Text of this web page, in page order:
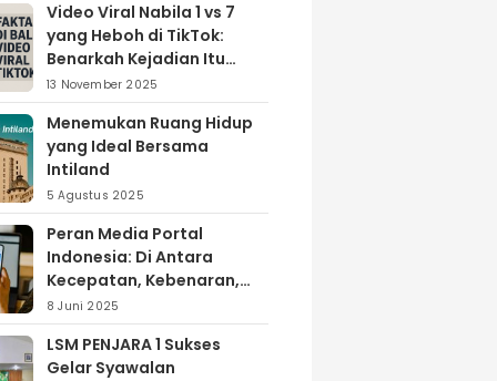
Video Viral Nabila 1 vs 7
yang Heboh di TikTok:
Benarkah Kejadian Itu
Nyata?
13 November 2025
Menemukan Ruang Hidup
yang Ideal Bersama
Intiland
5 Agustus 2025
Peran Media Portal
Indonesia: Di Antara
Kecepatan, Kebenaran,
dan Tanggung Jawab
8 Juni 2025
LSM PENJARA 1 Sukses
Gelar Syawalan